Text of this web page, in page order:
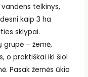
telkinys,
kaip 3 ha
sklypai.
grupė – žemė,
o praktiškai iki šiol
Pasak žemės ūkio